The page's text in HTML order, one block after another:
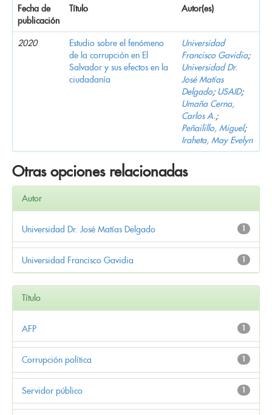
Fecha de
publicación
Título Autor(es)
2020
Estudio sobre el fenómeno
de la corrupción en El
Salvador y sus efectos en la
ciudadanía
Universidad
Francisco Gavidia;
Universidad Dr.
José Matías
Delgado; USAID;
Umaña Cerna,
Carlos A.;
Peñailillo, Miguel;
Iraheta, May Evelyn
Otras opciones relacionadas
Autor
1
Universidad Dr. José Matías Delgado
1
Universidad Francisco Gavidia
Título
1
AFP
1
Corrupción política
1
Servidor público